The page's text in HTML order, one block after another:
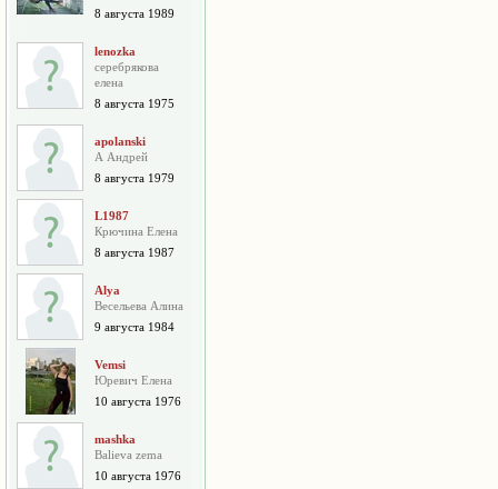
8 августа 1989
lenozka
серебрякова
елена
8 августа 1975
apolanski
А Андрей
8 августа 1979
L1987
Крючина Елена
8 августа 1987
Alya
Весельева Алина
9 августа 1984
Vemsi
Юревич Елена
10 августа 1976
mashka
Balieva zema
10 августа 1976